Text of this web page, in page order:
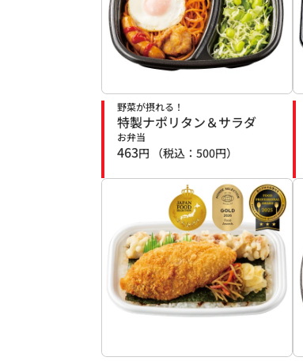
野菜が摂れる！
特製ナポリタン＆サラダ
お弁当
463円 （税込： 500円）